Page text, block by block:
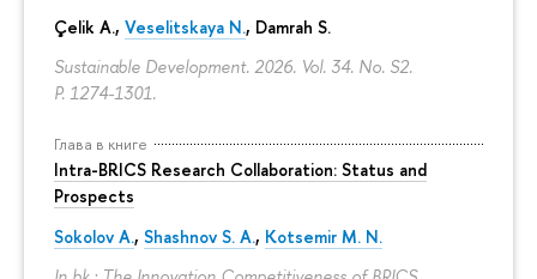
Çelik A., Veselitskaya N., Damrah S.
Sustainable Development. 2026. Vol. 34. No. S2.
P. 1274-1301.
Глава в книге
Intra-BRICS Research Collaboration: Status and
Prospects
Sokolov A., Shashnov S. A., Kotsemir M. N.